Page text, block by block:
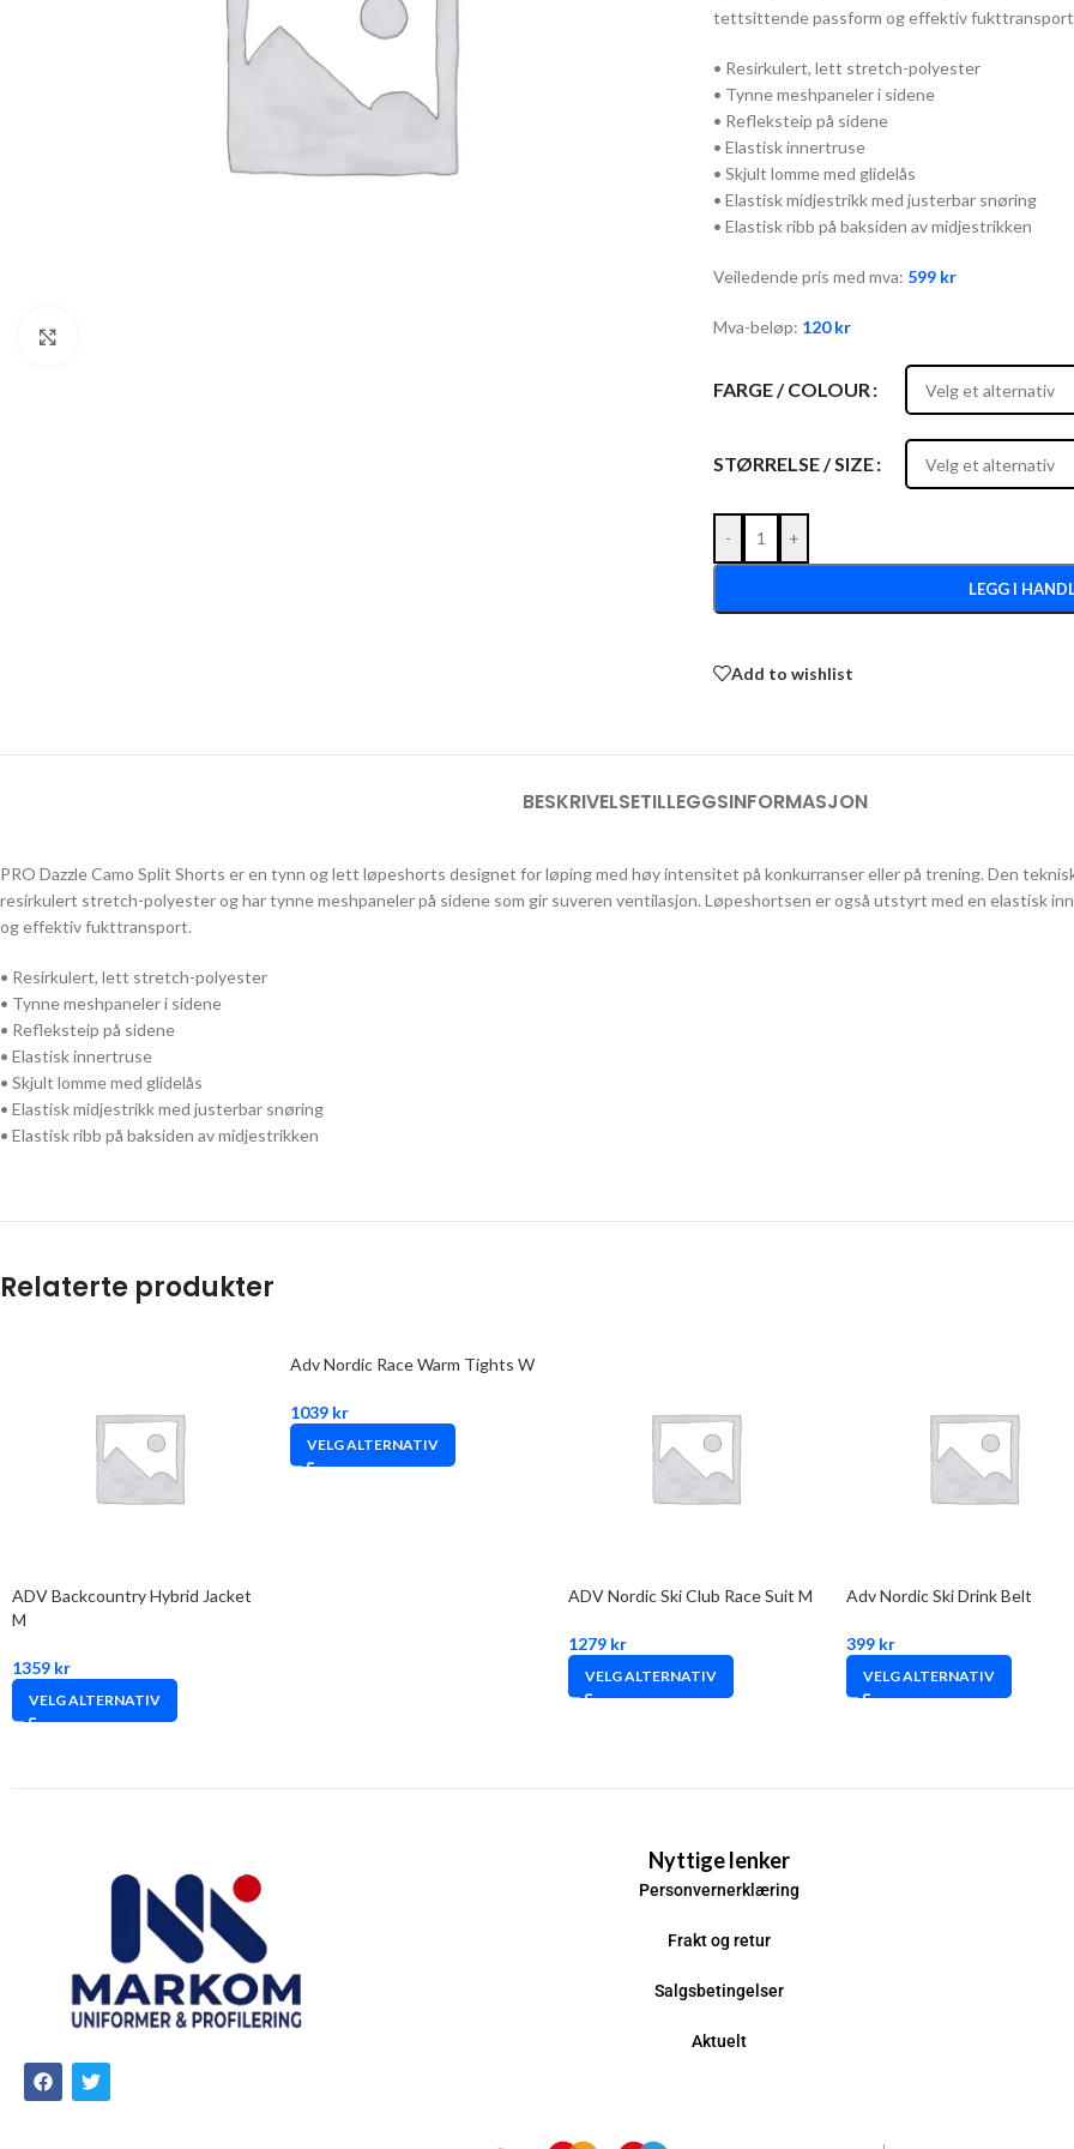
tettsittende passform og effektiv
• Resirkulert, lett stretch-polyester
• Tynne meshpaneler i sidene
• Refleksteip på sidene
• Elastisk innertruse
• Skjult lomme med glidelås
• Elastisk midjestrikk med justerbar snøring
• Elastisk ribb på baksiden av midjestrikken
Veiledende pris med mva: 599 kr
Mva-beløp: 120kr
FARGE / COLOUR
STØRRELSE / SIZE
- +
LEGG I
Add to wishlist
BESKRIVELSETILLEGGSINFORMASJON
PRO Dazzle Camo Split Shorts er en tynn og lett løpeshorts designet for løping med høy intensitet på konkurranser eller på trening. Den
resirkulert stretch-polyester og har tynne meshpaneler på sidene som gir suveren ventilasjon. Løpeshortsen er også utstyrt med en elastisk
og effektiv fukttransport.
• Resirkulert, lett stretch-polyester
• Tynne meshpaneler i sidene
• Refleksteip på sidene
• Elastisk innertruse
• Skjult lomme med glidelås
• Elastisk midjestrikk med justerbar snøring
• Elastisk ribb på baksiden av midjestrikken
Relaterte produkter
ADV Backcountry Hybrid Jacket
M
1359 kr
VELG ALTERNATIV
Adv Nordic Race Warm Tights W
1039 kr
VELG ALTERNATIV
ADV Nordic Ski Club Race Suit M
1279 kr
VELG ALTERNATIV
Adv Nordic Ski Drink Belt
399 kr
VELG ALTERNATIV
Nyttige lenker
Personvernerklæring
Frakt og retur
Salgsbetingelser
Aktuelt